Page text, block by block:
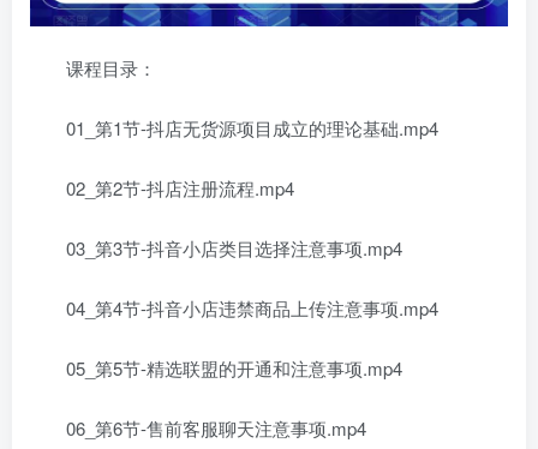
课程目录：
01_第1节-抖店无货源项目成立的理论基础.mp4
02_第2节-抖店注册流程.mp4
03_第3节-抖音小店类目选择注意事项.mp4
04_第4节-抖音小店违禁商品上传注意事项.mp4
05_第5节-精选联盟的开通和注意事项.mp4
06_第6节-售前客服聊天注意事项.mp4